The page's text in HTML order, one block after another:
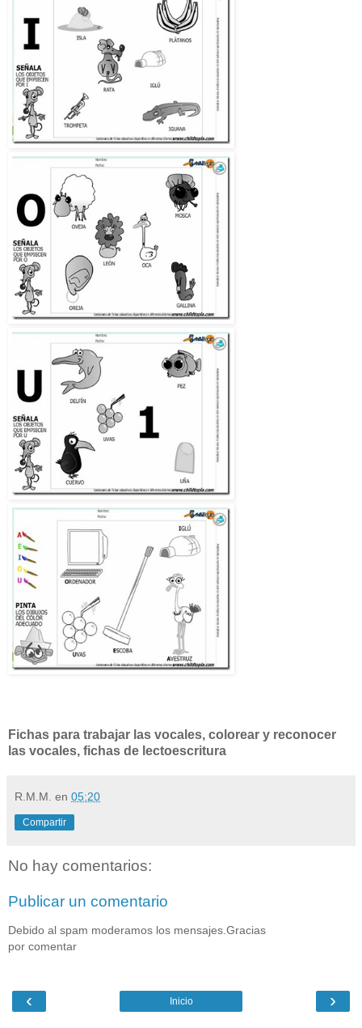
Fichas para trabajar las vocales, colorear y reconocer
las vocales, fichas de lectoescritura
R.M.M. en 05:20
Compartir
No hay comentarios:
Publicar un comentario
Debido al spam moderamos los mensajes.Gracias
por comentar
‹ ›
Inicio